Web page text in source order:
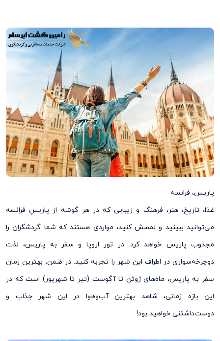
پاریس، فرانسه
غذا، تاریخ، هنر، فرهنگ و زیبایی که در هر گوشه از پاریسِ فرانسه
می‌‌توانید ببینید و لمسش کنید، مواردی هستند که شما گردشگران را
مجذوب پاریس خواهد کرد. در تور اروپا و سفر به پاریس، لذت
دوچرخه‌سواری در اطراف این شهر را تجربه کنید. در ضمن، بهترین زمان
سفر به پاریس، ماه‌های ژوئن تا آگوست (تیر تا شهریور) است که در
این بازه زمانی، شاهد بهترین آب‌وهوا در این شهر جذاب و
دوست‌داشتنی خواهید بود!